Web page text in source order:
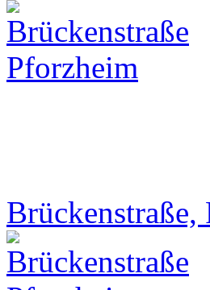
Brückenstraße,